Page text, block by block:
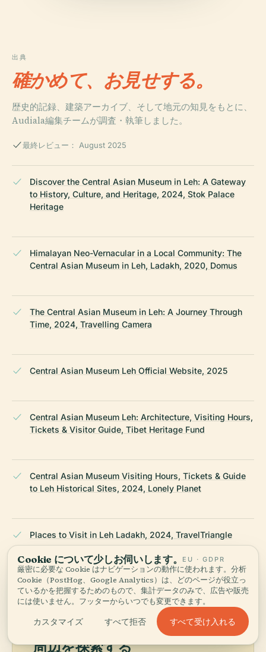
出典
確かめて、お見せする。
歴史的記録、建築アーカイブ、そして地元の知見をもとに、
Audiala編集チームが調査・執筆しました。
最終レビュー： August 2025
Discover the Central Asian Museum in Leh: A Gateway
to History, Culture, and Heritage, 2024, Stok Palace
Heritage
Himalayan Neo-Vernacular in a Local Community: The
Central Asian Museum in Leh, Ladakh, 2020, Domus
The Central Asian Museum in Leh: A Journey Through
Time, 2024, Travelling Camera
Central Asian Museum Leh Official Website, 2025
Central Asian Museum Leh: Architecture, Visiting Hours,
Tickets & Visitor Guide, Tibet Heritage Fund
Central Asian Museum Visiting Hours, Tickets & Guide
to Leh Historical Sites, 2024, Lonely Planet
Places to Visit in Leh Ladakh, 2024, TravelTriangle
最終レビュー： AUGUST 2025
Wikidata・Wikipedia・公式情報をもとに調査 · 事実確認済み ·
私たちのガイドづくり →
周辺を探索する
Cookie について少しお伺いします。 EU · GDPR
厳密に必要な Cookie はナビゲーションの動作に使われます。分析
Cookie（PostHog、Google Analytics）は、どのページが役立っ
ているかを把握するためのもので、集計データのみで、広告や販売
には使いません。フッターからいつでも変更できます。
カスタマイズ すべて拒否 すべて受け入れる